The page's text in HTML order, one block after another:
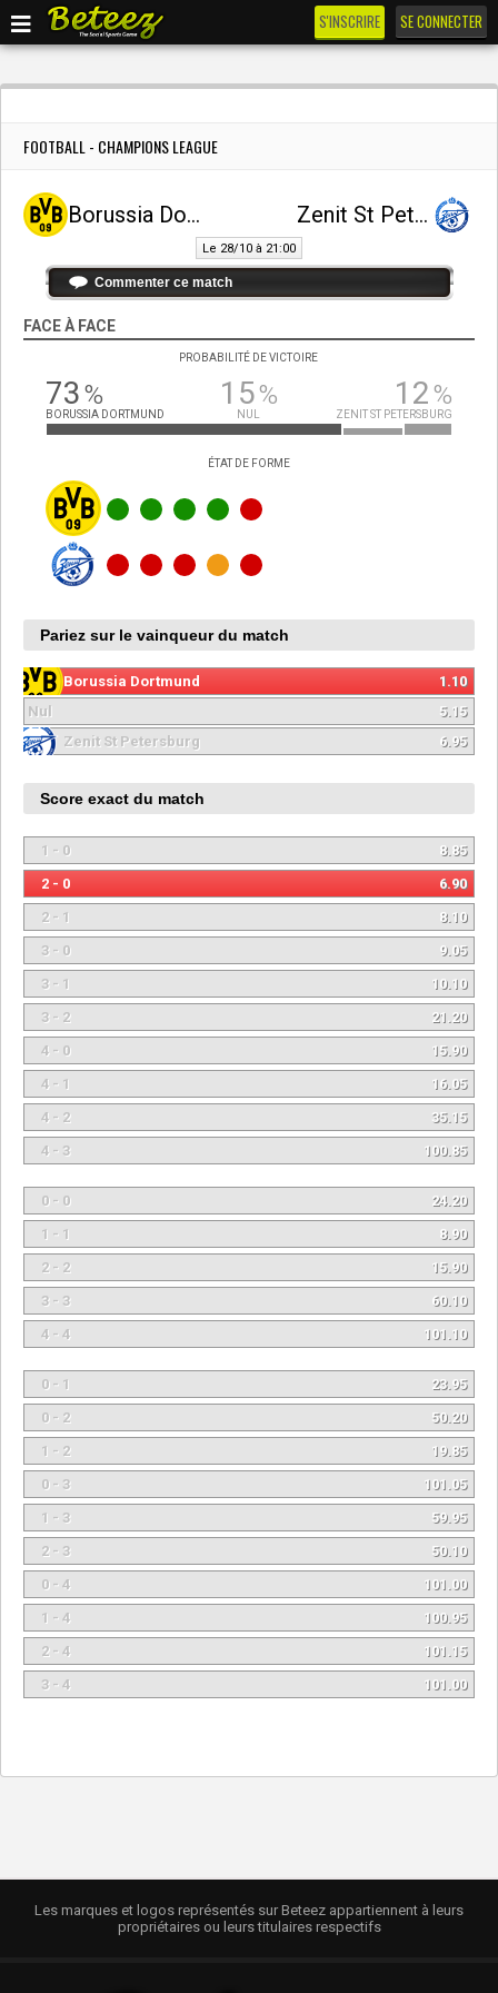
S'INSCRIRE SE CONNECTER
FOOTBALL - CHAMPIONS LEAGUE
Borussia Dortmund Zenit St Petersburg
Le 28/10 à 21:00
Commenter ce match
FACE À FACE
PROBABILITÉ DE VICTOIRE
73%
BORUSSIA DORTMUND
15%
NUL
12%
ZENIT ST PETERSBURG
ÉTAT DE FORME
Pariez sur le vainqueur du match
Borussia Dortmund
1.10
Nul
5.15
Zenit St Petersburg
6.95
Score exact du match
1 - 0
8.85
2 - 0
6.90
2 - 1
8.10
3 - 0
9.05
3 - 1
10.10
3 - 2
21.20
4 - 0
15.90
4 - 1
16.05
4 - 2
35.15
4 - 3
100.85
0 - 0
24.20
1 - 1
8.90
2 - 2
15.90
3 - 3
60.10
4 - 4
101.10
0 - 1
23.95
0 - 2
50.20
1 - 2
19.85
0 - 3
101.05
1 - 3
59.95
2 - 3
50.10
0 - 4
101.00
1 - 4
100.95
2 - 4
101.15
3 - 4
101.00
Les marques et logos représentés sur Beteez appartiennent à leurs
propriétaires ou leurs titulaires respectifs